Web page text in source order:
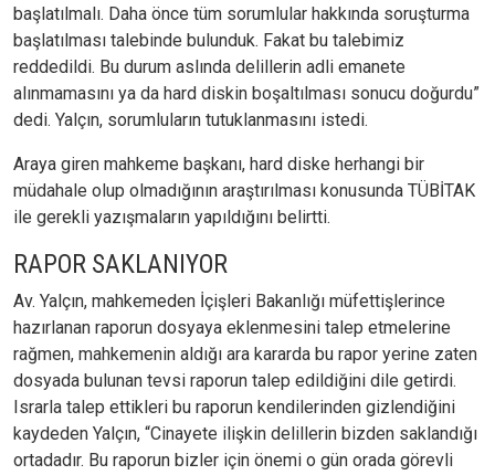
başlatılmalı. Daha önce tüm sorumlular hakkında soruşturma
başlatılması talebinde bulunduk. Fakat bu talebimiz
reddedildi. Bu durum aslında delillerin adli emanete
alınmamasını ya da hard diskin boşaltılması sonucu doğurdu”
dedi. Yalçın, sorumluların tutuklanmasını istedi.
Araya giren mahkeme başkanı, hard diske herhangi bir
müdahale olup olmadığının araştırılması konusunda TÜBİTAK
ile gerekli yazışmaların yapıldığını belirtti.
RAPOR SAKLANIYOR
Av. Yalçın, mahkemeden İçişleri Bakanlığı müfettişlerince
hazırlanan raporun dosyaya eklenmesini talep etmelerine
rağmen, mahkemenin aldığı ara kararda bu rapor yerine zaten
dosyada bulunan tevsi raporun talep edildiğini dile getirdi.
Israrla talep ettikleri bu raporun kendilerinden gizlendiğini
kaydeden Yalçın, “Cinayete ilişkin delillerin bizden saklandığı
ortadadır. Bu raporun bizler için önemi o gün orada görevli